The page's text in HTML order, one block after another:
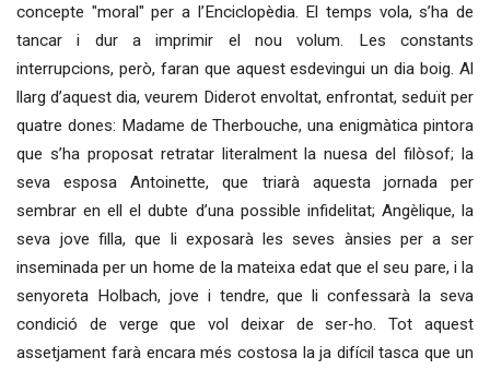
concepte "moral" per a l’Enciclopèdia. El temps vola, s’ha de
tancar i dur a imprimir el nou volum. Les constants
interrupcions, però, faran que aquest esdevingui un dia boig. Al
llarg d’aquest dia, veurem Diderot envoltat, enfrontat, seduït per
qua­tre dones: Madame de Therbouche, una enigmàtica pintora
que s’ha proposat retratar literalment la nuesa del filòsof; la
seva esposa Antoinette, que triarà aquesta jornada per
sembrar en ell el dubte d’una possible infidelitat; Angèlique, la
seva jove filla, que li exposarà les seves ànsies per a ser
inseminada per un home de la mateixa edat que el seu pare, i la
senyoreta Holbach, jove i tendre, que li confessarà la seva
condició de verge que vol deixar de ser-ho. Tot aquest
assetjament farà encara més costosa la ja difícil tasca que un